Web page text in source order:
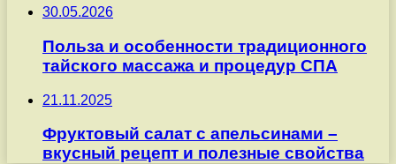
30.05.2026
Польза и особенности традиционного
тайского массажа и процедур СПА
21.11.2025
Фруктовый салат с апельсинами –
вкусный рецепт и полезные свойства